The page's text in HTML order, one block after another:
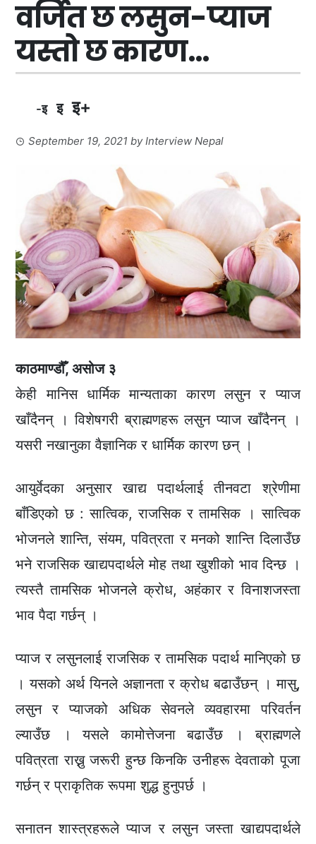
वर्जित छ लसुन-प्याज
यस्तो छ कारण…
-इ इ इ+
September 19, 2021 byInterview Nepal
काठमाण्डौँ, असोज ३
केही मानिस धार्मिक मान्यताका कारण लसुन र प्याज
खाँदैनन् । विशेषगरी ब्राह्मणहरू लसुन प्याज खाँदैनन् ।
यसरी नखानुका वैज्ञानिक र धार्मिक कारण छन् ।
आयुर्वेदका अनुसार खाद्य पदार्थलाई तीनवटा श्रेणीमा
बाँडिएको छ : सात्विक, राजसिक र तामसिक । सात्विक
भोजनले शान्ति, संयम, पवित्रता र मनको शान्ति दिलाउँछ
भने राजसिक खाद्यपदार्थले मोह तथा खुशीको भाव दिन्छ ।
त्यस्तै तामसिक भोजनले क्रोध, अहंकार र विनाशजस्ता
भाव पैदा गर्छन् ।
प्याज र लसुनलाई राजसिक र तामसिक पदार्थ मानिएको छ
। यसको अर्थ यिनले अज्ञानता र क्रोध बढाउँछन् । मासु,
लसुन र प्याजको अधिक सेवनले व्यवहारमा परिवर्तन
ल्याउँछ । यसले कामोत्तेजना बढाउँछ । ब्राह्मणले
पवित्रता राख्नु जरूरी हुन्छ किनकि उनीहरू देवताको पूजा
गर्छन् र प्राकृतिक रूपमा शुद्ध हुनुपर्छ ।
सनातन शास्त्रहरूले प्याज र लसुन जस्ता खाद्यपदार्थले